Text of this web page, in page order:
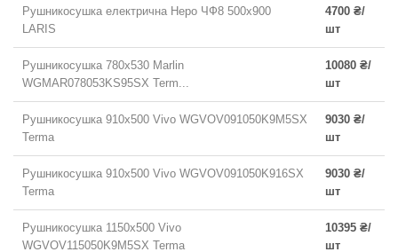
Рушникосушка електрична Неро ЧФ8 500x900
LARIS
4700 ₴/
шт
Рушникосушка 780х530 Marlin
WGMAR078053KS95SX Term...
10080 ₴/
шт
Рушникосушка 910х500 Vivo WGVOV091050K9M5SX
Terma
9030 ₴/
шт
Рушникосушка 910х500 Vivo WGVOV091050K916SX
Terma
9030 ₴/
шт
Рушникосушка 1150х500 Vivo
WGVOV115050K9M5SX Terma
10395 ₴/
шт